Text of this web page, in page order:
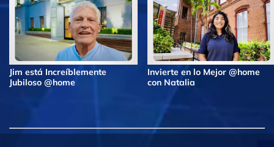
Jim está Increíblemente
Jubiloso @home
Invierte en lo Mejor @home
con Natalia